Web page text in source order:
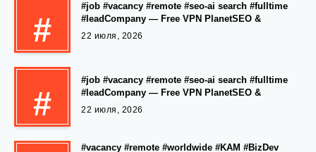
#
#job #vacancy #remote #seo-ai search #fulltime
#leadCompany — Free VPN PlanetSEO &
22 июля, 2026
#
#job #vacancy #remote #seo-ai search #fulltime
#leadCompany — Free VPN PlanetSEO &
22 июля, 2026
#vacancy #remote #worldwide #KAM #BizDev